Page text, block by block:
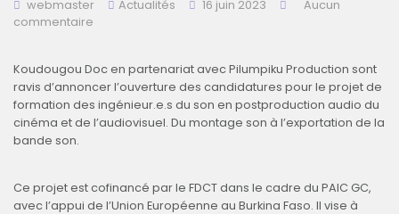
webmaster Actualités 16 juin 2023
Aucun
commentaire
Koudougou Doc en partenariat avec Pilumpiku Production sont
ravis d’annoncer l’ouverture des candidatures pour le projet de
formation des ingénieur.e.s du son en postproduction audio du
cinéma et de l’audiovisuel. Du montage son à l’exportation de la
bande son.
Ce projet est cofinancé par le FDCT dans le cadre du PAIC GC,
avec l’appui de l’Union Européenne au Burkina Faso. Il vise à